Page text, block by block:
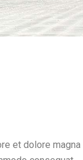
et dolore magna